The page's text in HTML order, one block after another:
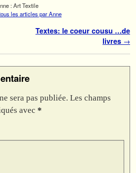
: Art Textile
les articles par Anne
Textes: le coeur cousu …de
livres →
sera pas publiée. Les champs
avec *